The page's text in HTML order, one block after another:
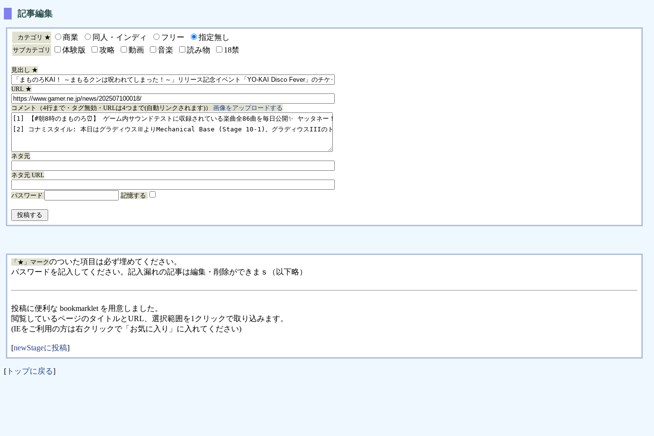
記事編集
カテゴリ ★ 商業 同人・インディ フリー 指定無し
サブカテゴリ 体験版 攻略 動画 音楽 読み物 18禁
見出し ★
URL ★
コメント（4行まで・タグ無効・URLは4つまで(自動リンクされます)） 画像をアップロードする
ネタ元
ネタ元 URL
パスワード 記憶する
「★」マークのついた項目は必ず埋めてください。
パスワードを記入してください。記入漏れの記事は編集・削除ができまｓ（以下略）
投稿に便利な bookmarklet を用意しました。
閲覧しているページのタイトルとURL、選択範囲を1クリックで取り込みます。
(IEをご利用の方は右クリックで「お気に入り」に入れてください)
[newStageに投稿]
[ トップに戻る]